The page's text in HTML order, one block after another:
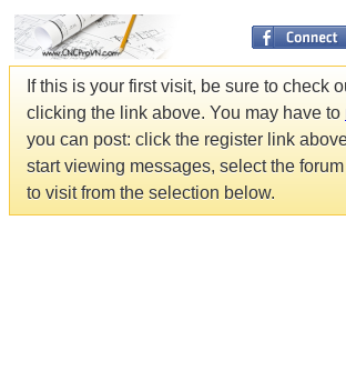
If this is your first visit, be sure to check
clicking the link above. You may have to
you can post: click the register link
start viewing messages, select the
to visit from the selection below.